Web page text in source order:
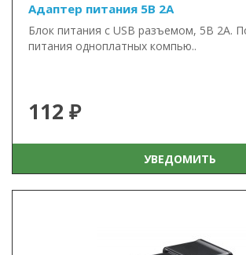
Адаптер питания 5В 2А
Блок питания с USB разъемом, 5В 2А.
питания одноплатных компью..
112 ₽
УВЕДОМИТЬ